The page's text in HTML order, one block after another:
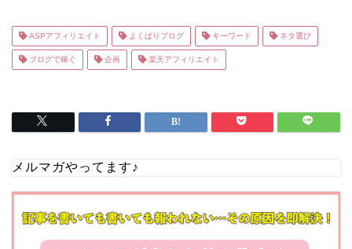
ASPアフィリエイト よくばりブログ キーワード ネタ選び
ブログで稼ぐ 企画 楽天アフィリエイト
メルマガやってます♪